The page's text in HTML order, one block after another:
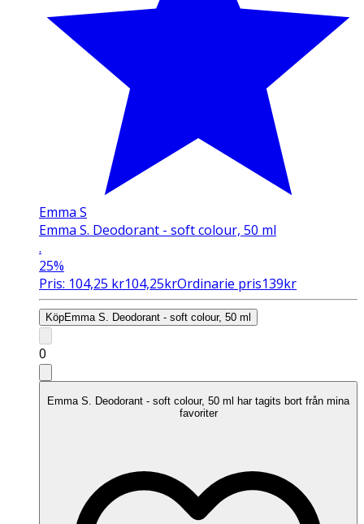
Emma S
Emma S. Deodorant - soft colour, 50 ml
.
25%
Pris: 104,25 kr104,25krOrdinarie pris139kr
KöpEmma S. Deodorant - soft colour, 50 ml
0
Emma S. Deodorant - soft colour, 50 ml har tagits bort från mina
favoriter